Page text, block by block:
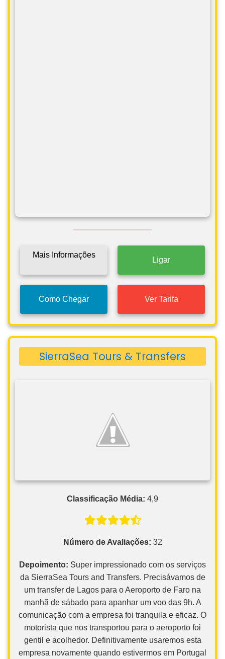
Mais Informações
Ligar
Como Chegar Ver Tarifa
SierraSea Tours & Transfers
Classificação Média: 4,9
Número de Avaliações: 32
Depoimento: Super impressionado com os serviços
da SierraSea Tours and Transfers. Precisávamos de
um transfer de Lagos para o Aeroporto de Faro na
manhã de sábado para apanhar um voo das 9h. A
comunicação com a empresa foi tranquila e eficaz. O
motorista que nos transportou para o aeroporto foi
gentil e acolhedor. Definitivamente usaremos esta
empresa novamente quando estivermos em Portugal